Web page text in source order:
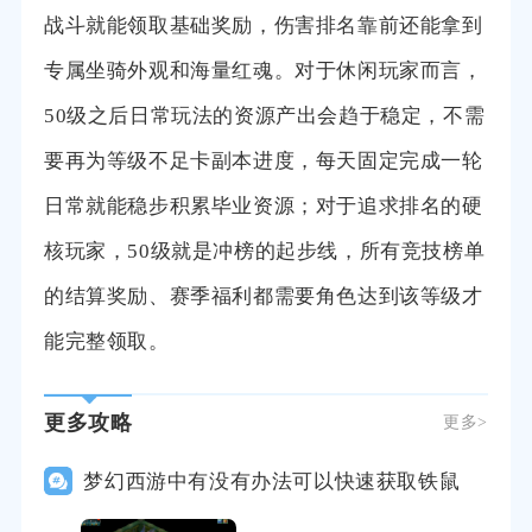
战斗就能领取基础奖励，伤害排名靠前还能拿到
专属坐骑外观和海量红魂。对于休闲玩家而言，
50级之后日常玩法的资源产出会趋于稳定，不需
要再为等级不足卡副本进度，每天固定完成一轮
日常就能稳步积累毕业资源；对于追求排名的硬
核玩家，50级就是冲榜的起步线，所有竞技榜单
的结算奖励、赛季福利都需要角色达到该等级才
能完整领取。
更多攻略 更多>
梦幻西游中有没有办法可以快速获取铁鼠